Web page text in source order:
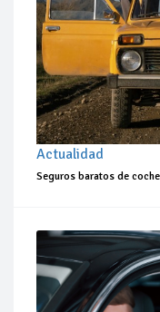
Actualidad
Seguros baratos de